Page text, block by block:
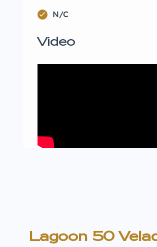
N/C
Video
Lagoon 50